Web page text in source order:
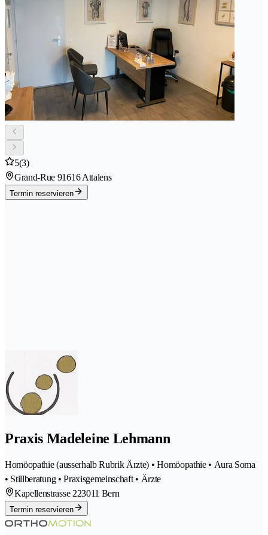
5(3)
Grand-Rue 91616 Attalens
Termin reservieren
Praxis Madeleine Lehmann
Homöopathie (ausserhalb Rubrik Ärzte) • Homöopathie • Aura Soma
• Stillberatung • Praxisgemeinschaft • Ärzte
Kapellenstrasse 223011 Bern
Termin reservieren